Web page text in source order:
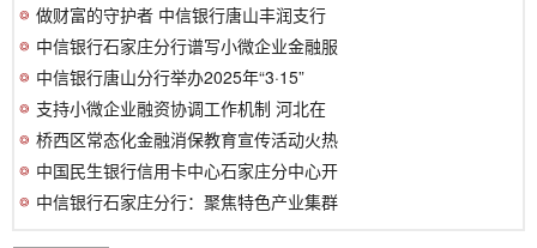
做财富的守护者 中信银行唐山丰润支行
中信银行石家庄分行谱写小微企业金融服
中信银行唐山分行举办2025年“3·15”
支持小微企业融资协调工作机制 河北在
桥西区常态化金融消保教育宣传活动火热
中国民生银行信用卡中心石家庄分中心开
中信银行石家庄分行：聚焦特色产业集群